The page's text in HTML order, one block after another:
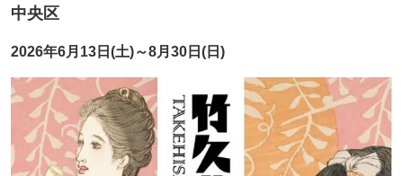
中央区
2026年6月13日(土)～8月30日(日)